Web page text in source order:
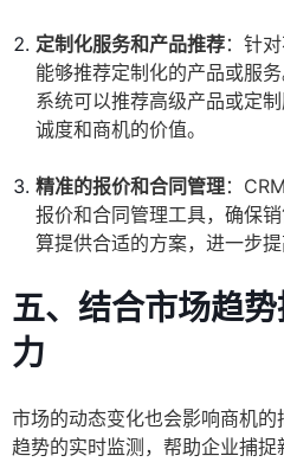
定制化服务和产品推荐：针
能够推荐定制化的产品或服
系统可以推荐高级产品或定
诚度和商机的价值。
精准的报价和合同管理：
报价和合同管理工具，确保
算提供合适的方案，进一步提
五、结合市场趋
力
市场的动态变化也会影响商机
趋势的实时监测，帮助企业捕